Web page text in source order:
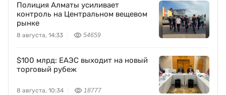
Полиция Алматы усиливает
контроль на Центральном вещевом
рынке
8 августа, 14:33 54659
$100 млрд: ЕАЭС выходит на новый
торговый рубеж
8 августа, 10:34 18777